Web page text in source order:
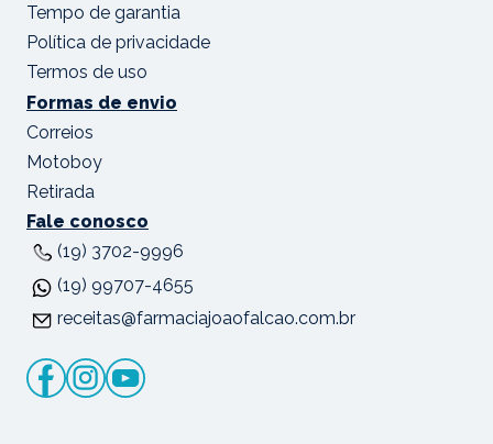
Tempo de garantia
Política de privacidade
Termos de uso
Formas de envio
Correios
Motoboy
Retirada
Fale conosco
(19) 3702-9996
(19) 99707-4655
receitas@farmaciajoaofalcao.com.br